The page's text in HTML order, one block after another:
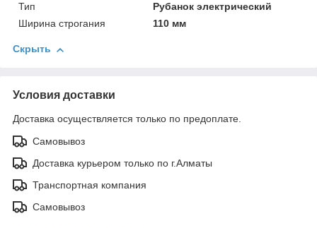
Тип
Рубанок электрический
Ширина строгания
110 мм
Скрыть
Условия доставки
Доставка осуществляется только по предоплате.
Самовывоз
Доставка курьером только по г.Алматы
Транспортная компания
Самовывоз